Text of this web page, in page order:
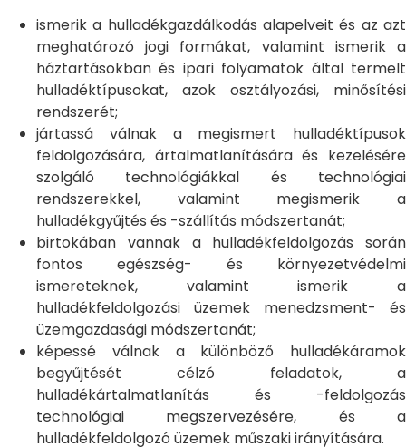
ismerik a hulladékgazdálkodás alapelveit és az azt
meghatározó jogi formákat, valamint ismerik a
háztartásokban és ipari folyamatok által termelt
hulladéktípusokat, azok osztályozási, minősítési
rendszerét;
jártassá válnak a megismert hulladéktípusok
feldolgozására, ártalmatlanítására és kezelésére
szolgáló technológiákkal és technológiai
rendszerekkel, valamint megismerik a
hulladékgyűjtés és -szállítás módszertanát;
birtokában vannak a hulladékfeldolgozás során
fontos egészség- és környezetvédelmi
ismereteknek, valamint ismerik a
hulladékfeldolgozási üzemek menedzsment- és
üzemgazdasági módszertanát;
képessé válnak a különböző hulladékáramok
begyűjtését célzó feladatok, a
hulladékártalmatlanítás és -feldolgozás
technológiai megszervezésére, és a
hulladékfeldolgozó üzemek műszaki irányítására.